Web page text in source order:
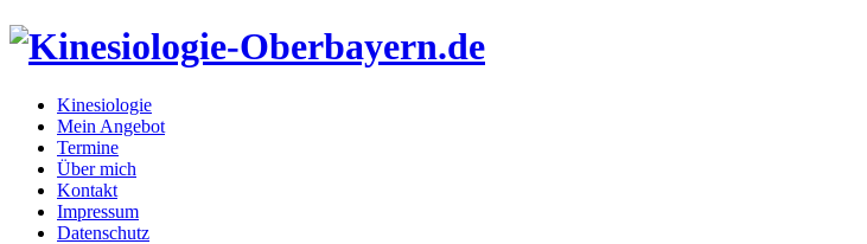
Kinesiologie
Mein Angebot
Termine
Über mich
Kontakt
Impressum
Datenschutz